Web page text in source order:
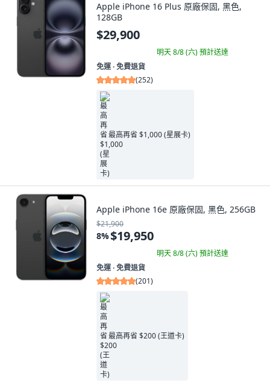
Apple iPhone 16 Plus 原廠保固, 黑色,
128GB
$29,900
明天 8/8 (六)預計送達
免運 ∙ 免費退貨
(252)
最高再省 $1,000 (星展卡)
Apple iPhone 16e 原廠保固, 黑色, 256GB
$21,900
8%$19,950
明天 8/8 (六)預計送達
免運 ∙ 免費退貨
(201)
最高再省 $200 (王道卡)